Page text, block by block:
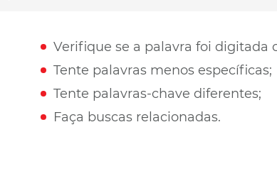
Verifique se a palavra foi digitada
Tente palavras menos específicas;
Tente palavras-chave diferentes;
Faça buscas relacionadas.